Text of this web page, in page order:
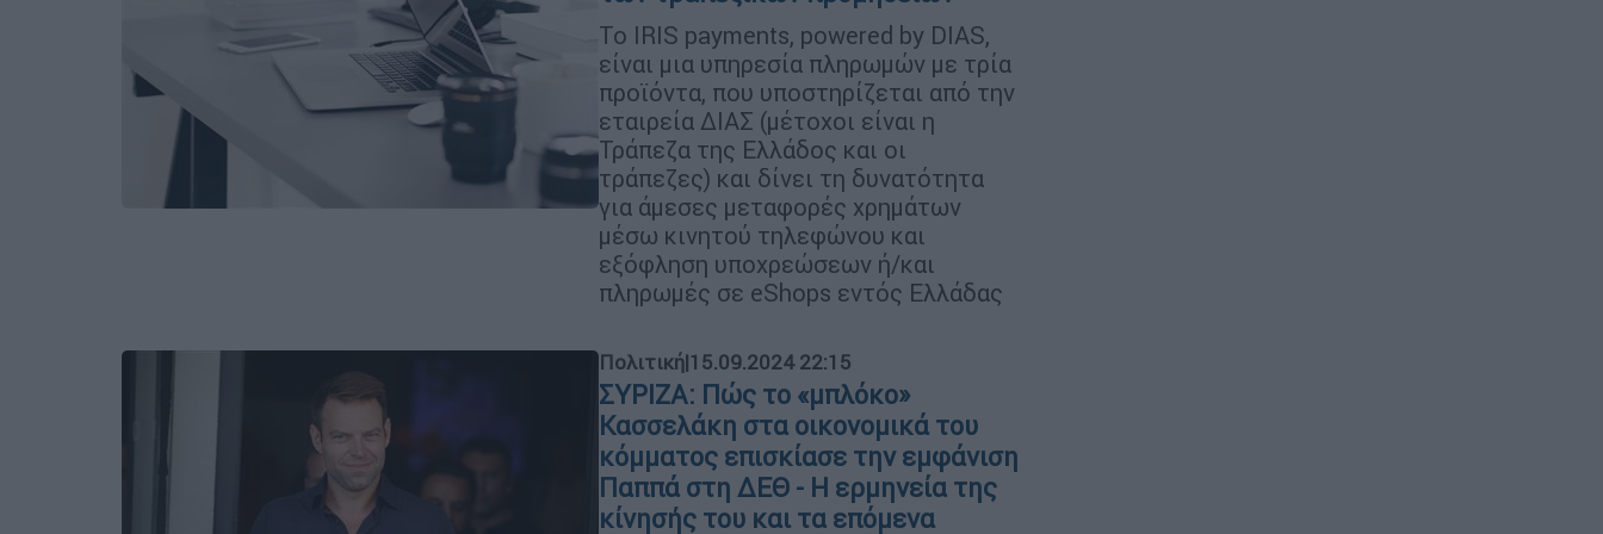
To IRIS payments, powered by DIAS,
είναι μια υπηρεσία πληρωμών με τρία
προϊόντα, που υποστηρίζεται από την
εταιρεία ΔΙΑΣ (μέτοχοι είναι η
Τράπεζα της Ελλάδος και οι
τράπεζες) και δίνει τη δυνατότητα
για άμεσες μεταφορές χρημάτων
μέσω κινητού τηλεφώνου και
εξόφληση υποχρεώσεων ή/και
πληρωμές σε eShops εντός Ελλάδας
Πολιτική|15.09.2024 22:15
ΣΥΡΙΖΑ: Πώς το «μπλόκο»
Κασσελάκη στα οικονομικά του
κόμματος επισκίασε την εμφάνιση
Παππά στη ΔΕΘ - Η ερμηνεία της
κίνησής του και τα επόμενα